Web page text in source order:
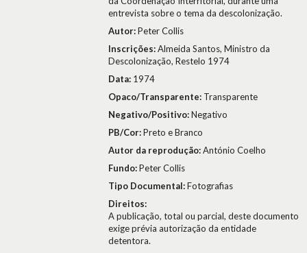
entrevista sobre o tema da descolonização.
Autor:Peter Collis
Inscrições:Almeida Santos, Ministro da
Descolonização, Restelo 1974
Data: 1974
Opaco/Transparente: Transparente
Negativo/Positivo:Negativo
PB/Cor:Preto e Branco
Autor da reprodução:António Coelho
Fundo:Peter Collis
Tipo Documental:Fotografias
Direitos:
A publicação, total ou parcial, deste documento
exige prévia autorização da entidade
detentora.